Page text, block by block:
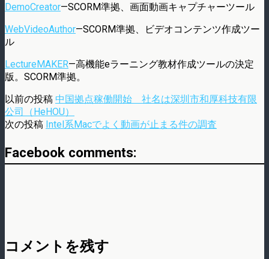
DemoCreator—SCORM準拠、画面動画キャプチャーツール
WebVideoAuthor—SCORM準拠、ビデオコンテンツ作成ツー
ル
LectureMAKER—高機能eラーニング教材作成ツールの決定
版。SCORM準拠。
以前の投稿 中国拠点稼働開始 社名は深圳市和厚科技有限
公司（HeHOU）
次の投稿 Intel系Macでよく動画が止まる件の調査
Facebook comments:
コメントを残す